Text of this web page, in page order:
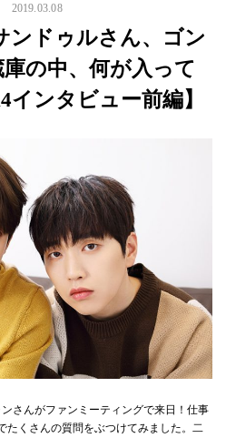
2019.03.08
ンドゥルさん、ゴン
の中、何が入って
インタビュー前編】
さんがファンミーティングで来日！仕事
たくさんの質問をぶつけてみました。二